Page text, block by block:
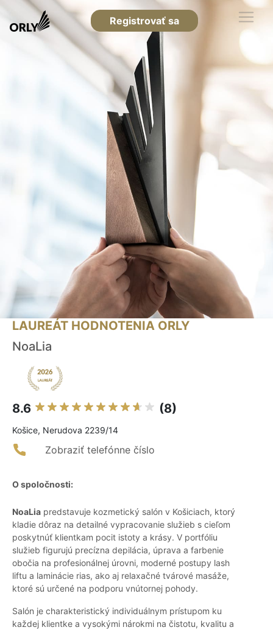
Registrovať sa
LAUREÁT HODNOTENIA ORLY
NoaLia
8.6 (8)
Košice, Nerudova 2239/14
Zobraziť telefónne číslo
O spoločnosti:
NoaLia predstavuje kozmetický salón v Košiciach, ktorý
kladie dôraz na detailné vypracovanie služieb s cieľom
poskytnúť klientkam pocit istoty a krásy. V portfóliu
služieb figurujú precízna depilácia, úprava a farbenie
obočia na profesionálnej úrovni, moderné postupy lash
liftu a laminácie rias, ako aj relaxačné tvárové masáže,
ktoré sú určené na podporu vnútornej pohody.
Salón je charakteristický individuálnym prístupom ku
každej klientke a vysokými nárokmi na čistotu, kvalitu a